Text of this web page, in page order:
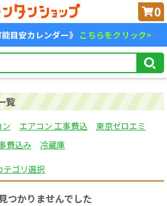
0
目安カレンダー》 こちらをクリック>
覧
エアコン 工事費込
東京ゼロエミ
費込み
冷蔵庫
テゴリ選択
つかりませんでした